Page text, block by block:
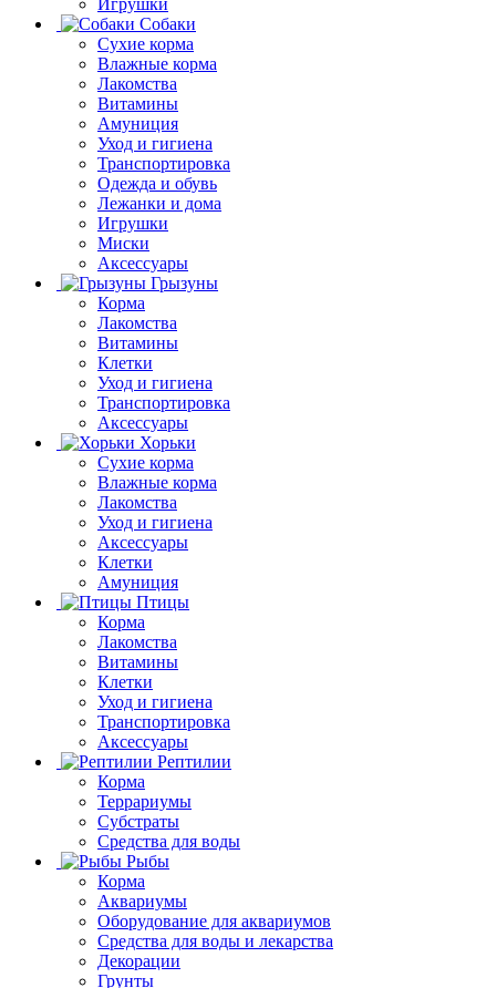
Собаки
Сухие корма
Влажные корма
Лакомства
Витамины
Амуниция
Уход и гигиена
Транспортировка
Одежда и обувь
Лежанки и дома
Игрушки
Миски
Аксессуары
Грызуны
Корма
Лакомства
Витамины
Клетки
Уход и гигиена
Транспортировка
Аксессуары
Хорьки
Сухие корма
Влажные корма
Лакомства
Уход и гигиена
Аксессуары
Клетки
Амуниция
Птицы
Корма
Лакомства
Витамины
Клетки
Уход и гигиена
Транспортировка
Аксессуары
Рептилии
Корма
Террариумы
Субстраты
Средства для воды
Рыбы
Корма
Аквариумы
Оборудование для аквариумов
Средства для воды и лекарства
Декорации
Грунты